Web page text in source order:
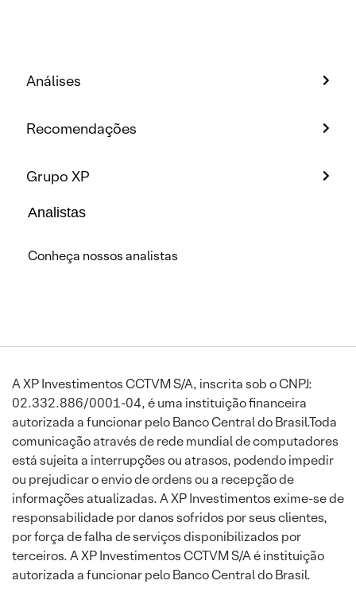
Análises
Recomendações
Grupo XP
Analistas
Conheça nossos analistas
A XP Investimentos CCTVM S/A, inscrita sob o CNPJ:
02.332.886/0001-04, é uma instituição financeira
autorizada a funcionar pelo Banco Central do Brasil.Toda
comunicação através de rede mundial de computadores
está sujeita a interrupções ou atrasos, podendo impedir
ou prejudicar o envio de ordens ou a recepção de
informações atualizadas. A XP Investimentos exime-se de
responsabilidade por danos sofridos por seus clientes,
por força de falha de serviços disponibilizados por
terceiros. A XP Investimentos CCTVM S/A é instituição
autorizada a funcionar pelo Banco Central do Brasil.